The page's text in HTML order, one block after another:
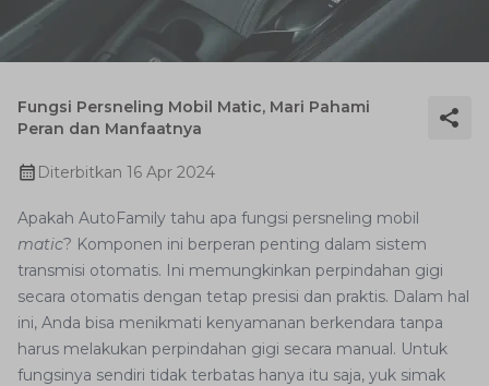
Fungsi Persneling Mobil Matic, Mari Pahami
Peran dan Manfaatnya
Diterbitkan 16 Apr 2024
Apakah AutoFamily tahu apa fungsi persneling mobil
matic? Komponen ini berperan penting dalam sistem
transmisi otomatis. Ini memungkinkan perpindahan gigi
secara otomatis dengan tetap presisi dan praktis. Dalam hal
ini, Anda bisa menikmati kenyamanan berkendara tanpa
harus melakukan perpindahan gigi secara manual. Untuk
fungsinya sendiri tidak terbatas hanya itu saja, yuk simak